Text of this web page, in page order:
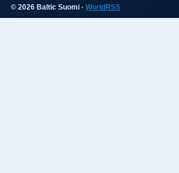
© 2026 Baltic Suomi · WorldRSS